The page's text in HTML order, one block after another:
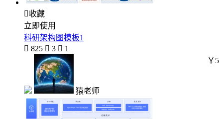
收藏
立即使用
科研架构图模板1
 825  3  1
猿老师
￥5